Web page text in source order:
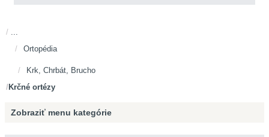
...
Ortopédia
Krk, Chrbát, Brucho
Krčné ortézy
Zobraziť menu kategórie